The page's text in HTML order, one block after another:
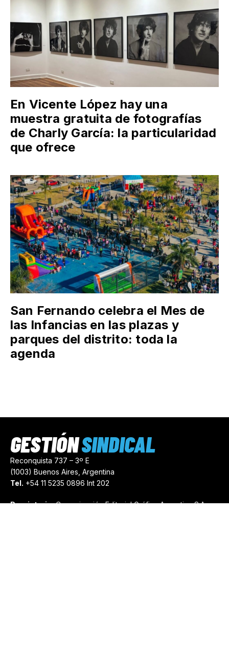
En Vicente López hay una
muestra gratuita de fotografías
de Charly García: la particularidad
que ofrece
San Fernando celebra el Mes de
las Infancias en las plazas y
parques del distrito: toda la
agenda
Reconquista 737 – 3º E
(1003) Buenos Aires, Argentina
Tel. +54 11 5235 0896 Int 202
Propietario:Comunicación Editorial Gráfica Argentina S.A.
GESTIÓNSINDICAL